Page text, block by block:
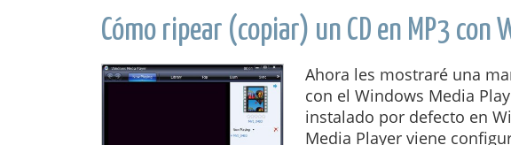
Cómo ripear (copiar) un CD en MP3 con
Ahora les mostraré una
con el Windows Media
instalado por defecto en
Media Player viene